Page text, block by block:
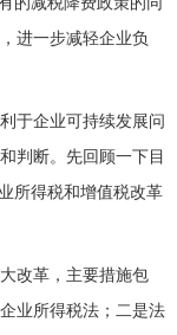
进一步减轻企业负
于企业可持续发展问
判断。先回顾一下目
所得税和增值税改革
改革，主要措施包
业所得税法；二是法